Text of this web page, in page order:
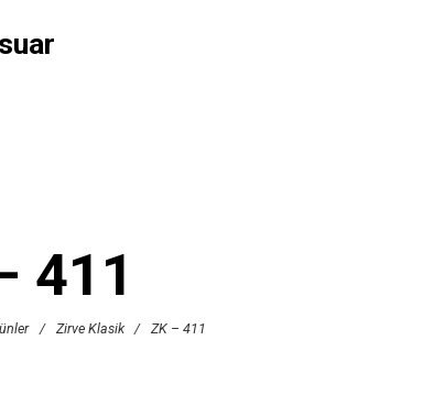
411
/ Zirve Klasik / ZK – 411